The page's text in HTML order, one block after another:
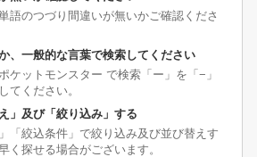
語のつづり間違いが無いかご確認くださ
、一般的な言葉で検索してください
ットモンスター で検索「ー」を「−」
てください。
」及び「絞り込み」する
「絞込条件」で絞り込み及び並び替えす
く探せる場合がございます。